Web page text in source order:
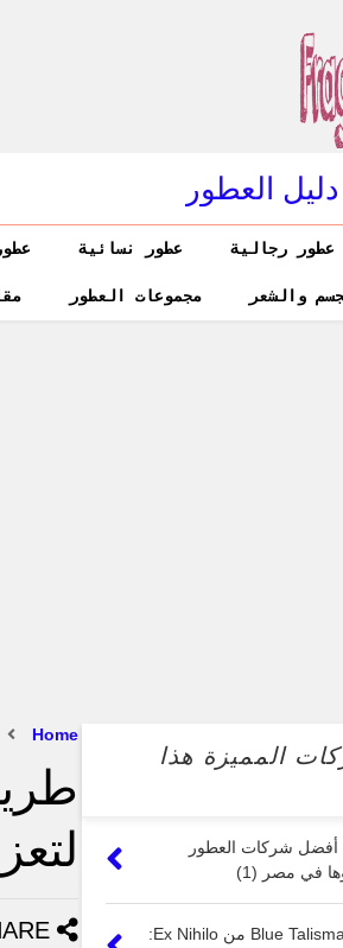
دليل العطور
عطور رجالية عطور نسائية
والشعر مجموعات العطور
Home
المميزة هذا
أفضل شركات العطور
في مصر (1)
مراجعة عطر Blue Talisman من Ex Nihilo: